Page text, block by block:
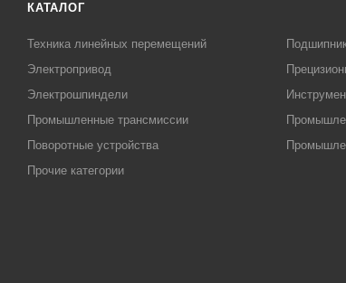
КАТАЛОГ
Техника линейных перемещений
Электропривод
Электрошпиндели
Промышленные трансмиссии
Поворотные устройства
Прочие категории